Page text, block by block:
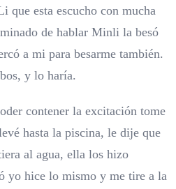
que esta escucho con mucha
de hablar Minli la besó
a mi para besarme también.
y lo haría.
contener la excitación tome
hasta la piscina, le dije que
al agua, ella los hizo
yo hice lo mismo y me tire a la